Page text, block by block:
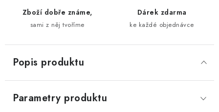
Zboží dobře známe,
sami z něj tvoříme
Dárek zdarma
ke každé objednávce
Popis produktu
Parametry produktu